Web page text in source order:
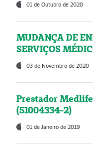
01 de Outubro de 2020
MUDANÇA DE
SERVIÇOS
03 de Novembro de 2020
Prestador
(51004334-2)
01 de Janeiro de 2019